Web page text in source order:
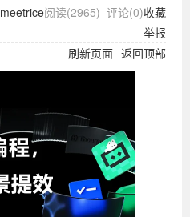
meetrice阅读(2965) 评论(0)收藏
举报
刷新页面 返回顶部